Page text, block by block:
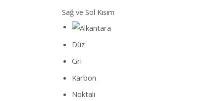
Sağ ve Sol Kısım
Düz
Gri
Karbon
Noktalı